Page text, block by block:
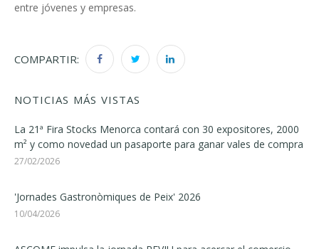
entre jóvenes y empresas.
COMPARTIR:
NOTICIAS MÁS VISTAS
La 21ª Fira Stocks Menorca contará con 30 expositores, 2000
m² y como novedad un pasaporte para ganar vales de compra
27/02/2026
'Jornades Gastronòmiques de Peix' 2026
10/04/2026